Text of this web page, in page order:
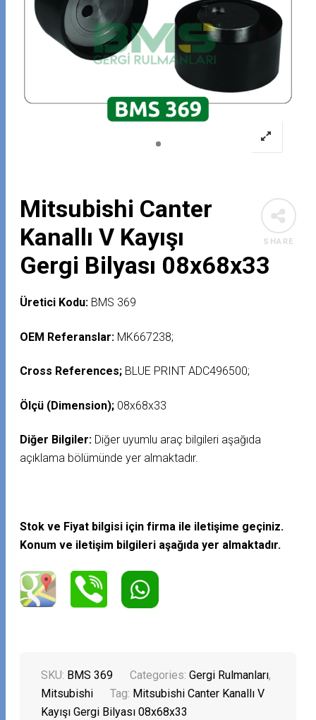
SHARE
Mitsubishi Canter
Kanallı V Kayışı
Gergi Bilyası 08x68x33
Üretici Kodu: BMS 369
OEM Referanslar: MK667238;
Cross References; BLUE PRINT ADC496500;
Ölçü (Dimension); 08x68x33
Diğer Bilgiler: Diğer uyumlu araç bilgileri aşağıda
açıklama bölümünde yer almaktadır.
Stok ve Fiyat bilgisi için firma ile iletişime geçiniz.
Konum ve iletişim bilgileri aşağıda yer almaktadır.
SKU: BMS 369 Categories:Gergi Rulmanları,
Mitsubishi
Tag: Mitsubishi Canter Kanallı V
Kayışı Gergi Bilyası 08x68x33